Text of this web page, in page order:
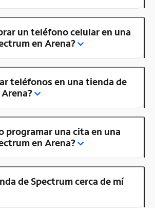
un teléfono celular en una
en Arena?
teléfonos en una tienda de
programar una cita en una
en Arena?
de Spectrum cerca de mí